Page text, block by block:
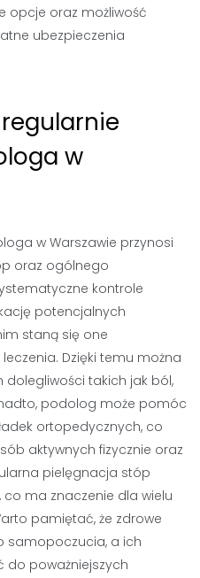
opcje oraz możliwość
ubezpieczenia
w
w Warszawie przynosi
oraz ogólnego
kontrole
potencjalnych
staną się one
Dzięki temu można
dolegliwości takich jak ból,
podolog może pomóc
ortopedycznych, co
aktywnych fizycznie oraz
pielęgnacja stóp
co ma znaczenie dla wielu
pamiętać, że zdrowe
samopoczucia, a ich
do poważniejszych